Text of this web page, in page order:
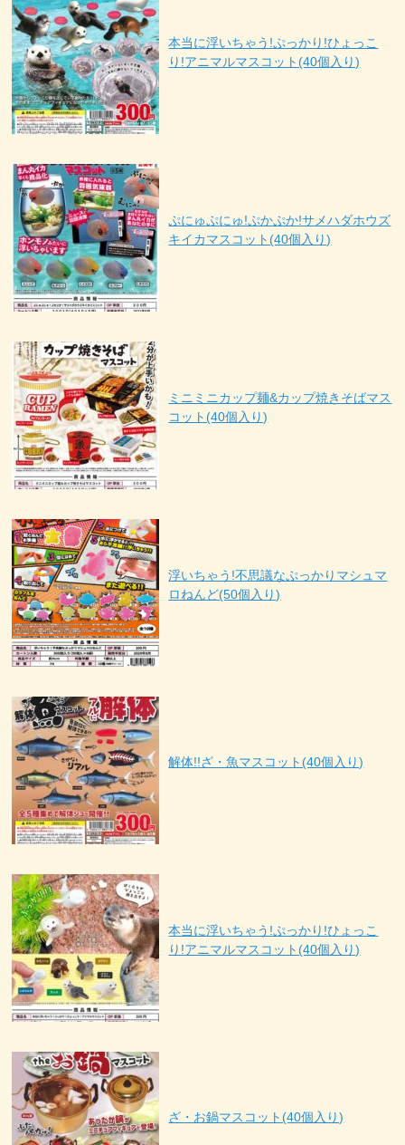
本当に浮いちゃう!ぷっかり!ひょっこ
り!アニマルマスコット(40個入り)
ぷにゅぷにゅ!ぷかぷか!サメハダホウズ
キイカマスコット(40個入り)
ミニミニカップ麺&カップ焼きそばマス
コット(40個入り)
浮いちゃう!不思議なぷっかりマシュマ
ロねんど(50個入り)
解体!!ざ・魚マスコット(40個入り)
本当に浮いちゃう!ぷっかり!ひょっこ
り!アニマルマスコット(40個入り)
ざ・お鍋マスコット(40個入り)